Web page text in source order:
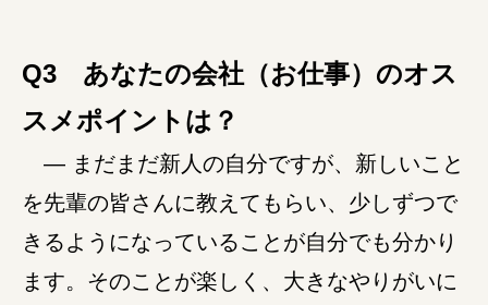
Q3 あなたの会社（お仕事）のオス
スメポイントは？
― まだまだ新人の自分ですが、新しいこと
を先輩の皆さんに教えてもらい、少しずつで
きるようになっていることが自分でも分かり
ます。そのことが楽しく、大きなやりがいに